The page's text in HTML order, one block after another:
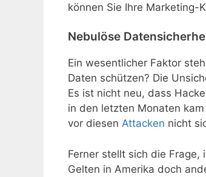
können Sie Ihre Marketing-
Nebulöse
Ein wesentlicher Faktor
Daten schützen? Die
Es ist nicht neu, dass
in den letzten Monaten
vor diesen Attacken nicht
Ferner stellt sich die Frage,
Gelten in Amerika doch